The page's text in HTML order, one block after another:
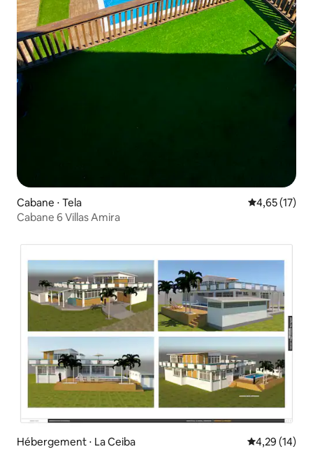
Cabane ⋅ Tela Évaluation
4,65 (17)
Cabane 6 Villas Amira
Hébergement ⋅ La Ceiba Évaluation
4,29 (14)